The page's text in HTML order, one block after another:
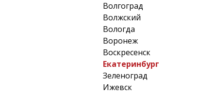
Волгоград
Волжский
Вологда
Воронеж
Воскресенск
Екатеринбург
Зеленоград
Ижевск